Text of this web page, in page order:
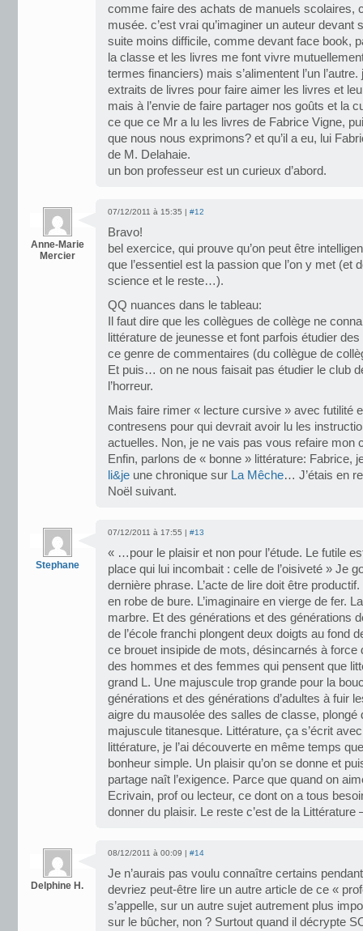
comme faire des achats de manuels scolaires,
musée. c’est vrai qu’imaginer un auteur devant
suite moins difficile, comme devant face book,
la classe et les livres me font vivre
termes financiers) mais s’alimentent l’un
extraits de livres pour faire aimer les livres et
mais à l’envie de faire partager nos goûts et la
ce que ce Mr a lu les livres de Fabrice Vigne,
que nous nous exprimons? et qu’il a eu, lui
de M. Delahaie.
un bon professeur est un curieux d’abord.
Anne-Marie
Mercier
07/12/2011 à 15:35 | #12
Bravo!
bel exercice, qui prouve qu’on peut être
que l’essentiel est la passion que l’on y met (et
science et le reste…).
QQ nuances dans le tableau:
Il faut dire que les collègues de collège ne
littérature de jeunesse et font parfois étudier
ce genre de commentaires (du collègue de
Et puis… on ne nous faisait pas étudier le club
l’horreur.
Mais faire rimer « lecture cursive » avec futilité
contresens pour qui devrait avoir lu les
actuelles. Non, je ne vais pas vous refaire mon
Enfin, parlons de « bonne » littérature: Fabrice,
li&je une chronique sur La Mêche… J’étais en
Noël suivant.
Stephane
07/12/2011 à 17:55 | #13
« …pour le plaisir et non pour l’étude. Le futile
place qui lui incombait : celle de l’oisiveté » Je
dernière phrase. L’acte de lire doit être
en robe de bure. L’imaginaire en vierge de fer.
marbre. Et des générations et des générations
de l’école franchi plongent deux doigts au fond
ce brouet insipide de mots, désincarnés à force
des hommes et des femmes qui pensent que
grand L. Une majuscule trop grande pour la
générations et des générations d’adultes à fuir
aigre du mausolée des salles de classe, plongé
majuscule titanesque. Littérature, ça s’écrit
littérature, je l’ai découverte en même temps
bonheur simple. Un plaisir qu’on se donne et
partage naît l’exigence. Parce que quand on
Ecrivain, prof ou lecteur, ce dont on a tous
donner du plaisir. Le reste c’est de la Littérature
Delphine H.
08/12/2011 à 00:09 | #14
Je n’aurais pas voulu connaître certains
devriez peut-être lire un autre article de ce «
s’appelle, sur un autre sujet autrement plus
sur le bûcher, non ? Surtout quand il décrypte